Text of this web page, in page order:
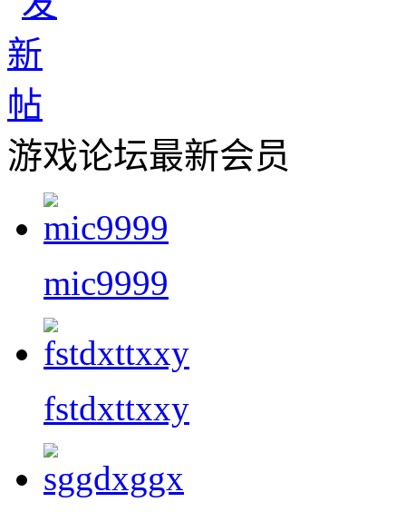
游戏论坛最新会员
mic9999
fstdxttxxy